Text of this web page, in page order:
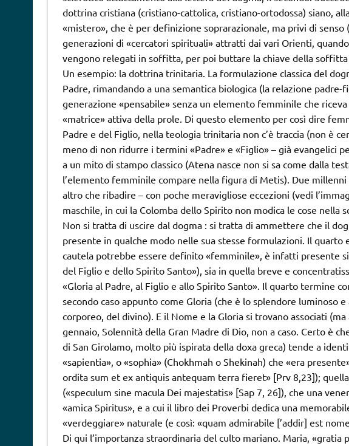
dottrina cristiana (cristiano-cattolica, cristiano-ortodossa) siano,
«mistero», che è per definizione soprarazionale, ma privi di senso
generazioni di «cercatori spirituali» attratti dai vari Orienti,
vengono relegati in soffitta, per poi buttare la chiave della
Un esempio: la dottrina trinitaria. La formulazione classica del
Padre, rimandando a una semantica biologica (la relazione padre-
generazione «pensabile» senza un elemento femminile che
«matrice» attiva della prole. Di questo elemento per così dire
Padre e del Figlio, nella teologia trinitaria non c’è traccia (non è
meno di non ridurre i termini «Padre» e «Figlio» – già evangelici
a un mito di stampo classico (Atena nasce non si sa come dalla
l’elemento femminile compare nella figura di Metis). Due
altro che ribadire – con poche meravigliose eccezioni (vedi
maschile, in cui la Colomba dello Spirito non modica le cose nella
Non si tratta di uscire dal dogma : si tratta di ammettere che il
presente in qualche modo nelle sua stesse formulazioni. Il quarto
cautela potrebbe essere definito «femminile», è infatti presente
del Figlio e dello Spirito Santo»), sia in quella breve e
«Gloria al Padre, al Figlio e allo Spirito Santo». Il quarto termine
secondo caso appunto come Gloria (che è lo splendore luminoso
corporeo, del divino). E il Nome e la Gloria si trovano associati
gennaio, Solennità della Gran Madre di Dio, non a caso. Certo è
di San Girolamo, molto più ispirata della doxa greca) tende a
«sapientia», o «sophia» (Chokhmah o Shekinah) che «era
ordita sum et ex antiquis antequam terra fieret» [Prv 8,23]);
(«speculum sine macula Dei majestatis» [Sap 7, 26]), che una
«amica Spiritus», e a cui il libro dei Proverbi dedica una
«verdeggiare» naturale (e così: «quam admirabile [’addir] est
Di qui l’importanza straordinaria del culto mariano. Maria, «gratia